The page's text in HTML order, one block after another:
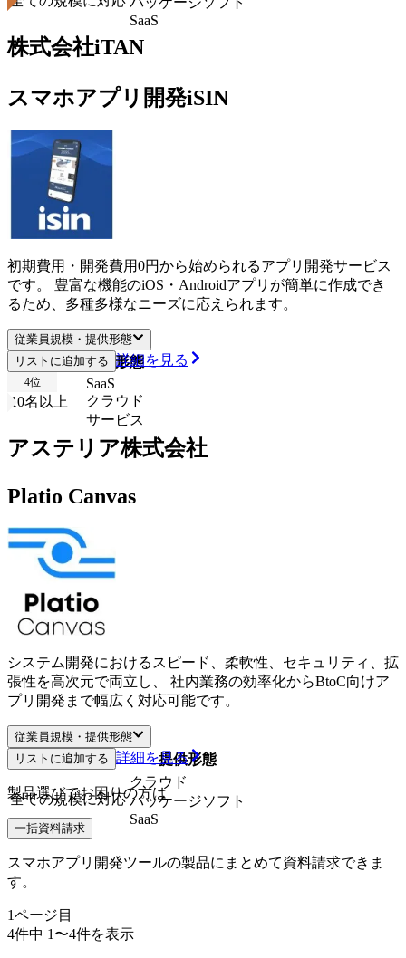
SaaS
株式会社iTAN
スマホアプリ開発iSIN
初期費用・開発費用0円から始められるアプリ開発サービス
です。 豊富な機能のiOS・Androidアプリが簡単に作成でき
るため、多種多様なニーズに応えられます。
従業員規模・提供形態
従業員規模 提供形態
10名以上
SaaS
クラウド
サービス
リストに追加する 詳細を見る
4位
アステリア株式会社
Platio Canvas
システム開発におけるスピード、柔軟性、セキュリティ、拡
張性を高次元で両立し、 社内業務の効率化からBtoC向けア
プリ開発まで幅広く対応可能です。
従業員規模・提供形態
従業員規模 提供形態
全ての規模に対応
クラウド
パッケージソフト
SaaS
リストに追加する 詳細を見る
製品選びでお困りの方は
一括資料請求
スマホアプリ開発ツールの製品にまとめて資料請求できま
す。
1ページ目
4件中 1 〜4件を表示